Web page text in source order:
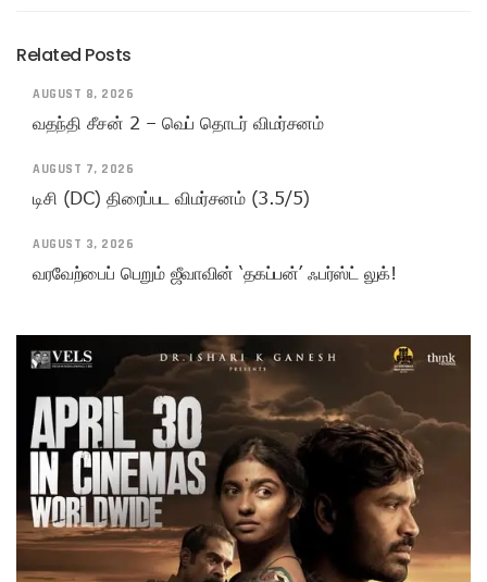
Related Posts
AUGUST 8, 2026
வதந்தி சீசன் 2 – வெப் தொடர் விமர்சனம்
AUGUST 7, 2026
டிசி (DC) திரைப்பட விமர்சனம் (3.5/5)
AUGUST 3, 2026
வரவேற்பைப் பெறும் ஜீவாவின் ‘தகப்பன்’ ஃபர்ஸ்ட் லுக்!